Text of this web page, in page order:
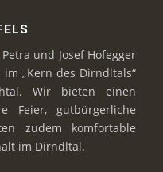
und Josef Hofegger
„Kern des Dirndltals“
Wir bieten einen
Feier, gutbürgerliche
zudem komfortable
im Dirndltal.